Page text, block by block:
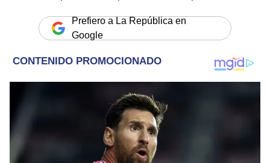
Prefiero a La República en
Google